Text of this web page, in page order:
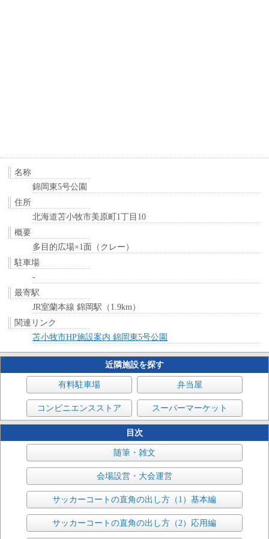
名称
錦岡東5号公園
住所
北海道苫小牧市美原町1丁目10
概要
多目的広場×1面（クレー）
駐車場
-
最寄駅
JR室蘭本線 錦岡駅（1.9km）
関連リンク
苫小牧市HP施設案内 錦岡東5号公園
近隣施設を探す
有料駐車場 弁当屋
コンビニエンスストア スーパーマーケット
目次
随筆・雑文
会場設営・大会運営
サッカーコートの直角の出し方（1）基本編
サッカーコートの直角の出し方（2）応用編